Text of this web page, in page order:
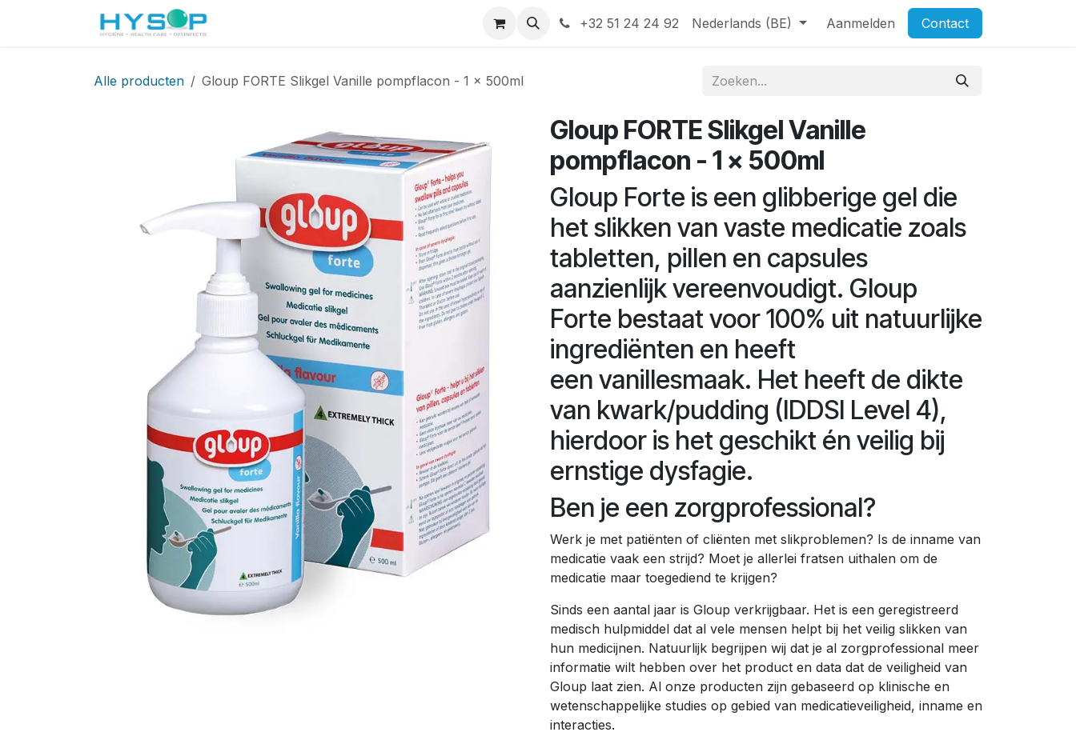
+32 51 24 24 92 Nederlands (BE) Aanmelden Contact
Alle producten Gloup FORTE Slikgel Vanille pompflacon - 1 x 500ml
Gloup FORTE Slikgel Vanille
pompflacon - 1 x 500ml
Gloup Forte is een glibberige gel die
het slikken van vaste medicatie zoals
tabletten, pillen en capsules
aanzienlijk vereenvoudigt. Gloup
Forte bestaat voor 100% uit natuurlijke
ingrediënten en heeft
een vanillesmaak. Het heeft de dikte
van kwark/pudding (IDDSI Level 4),
hierdoor is het geschikt én veilig bij
ernstige dysfagie.
Ben je een zorgprofessional?
Werk je met patiënten of cliënten met slikproblemen? Is de inname van
medicatie vaak een strijd? Moet je allerlei fratsen uithalen om de
medicatie maar toegediend te krijgen?
Sinds een aantal jaar is Gloup verkrijgbaar. Het is een geregistreerd
medisch hulpmiddel dat al vele mensen helpt bij het veilig slikken van
hun medicijnen. Natuurlijk begrijpen wij dat je al zorgprofessional meer
informatie wilt hebben over het product en data dat de veiligheid van
Gloup laat zien. Al onze producten zijn gebaseerd op klinische en
wetenschappelijke studies op gebied van medicatieveiligheid, inname en
interacties.